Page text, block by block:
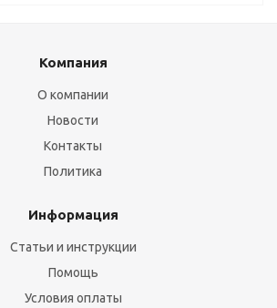
Компания
О компании
Новости
Контакты
Политика
Информация
Статьи и инструкции
Помощь
Условия оплаты